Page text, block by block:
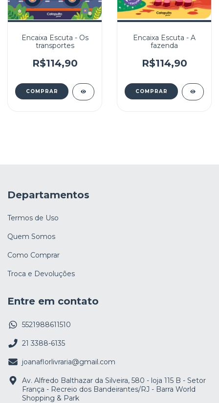
Encaixa Escuta - Os
transportes
R$114,90
Encaixa Escuta - A
fazenda
R$114,90
Departamentos
Termos de Uso
Quem Somos
Como Comprar
Troca e Devoluções
Entre em contato
5521988611510
21 3388-6135
joanaflorlivraria@gmail.com
Av. Alfredo Balthazar da Silveira, 580 - loja 115 B - Setor
França - Recreio dos Bandeirantes/RJ - Barra World
Shopping & Park